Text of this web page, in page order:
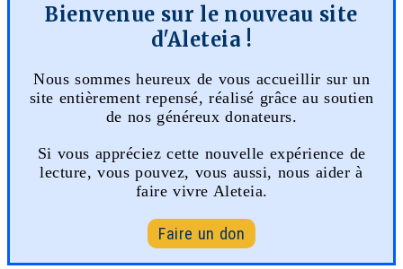
Bienvenue sur le nouveau site
d'Aleteia !
Nous sommes heureux de vous accueillir sur un
site entièrement repensé, réalisé grâce au soutien
de nos généreux donateurs.
Si vous appréciez cette nouvelle expérience de
lecture, vous pouvez, vous aussi, nous aider à
faire vivre Aleteia.
Faire un don